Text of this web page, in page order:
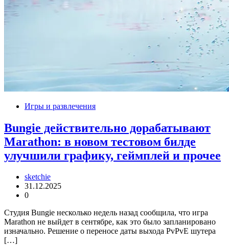
Игры и развлечения
Bungie действительно дорабатывают
Marathon: в новом тестовом билде
улучшили графику, геймплей и прочее
sketchie
31.12.2025
0
Студия Bungie несколько недель назад сообщила, что игра
Marathon не выйдет в сентябре, как это было запланировано
изначально. Решение о переносе даты выхода PvPvE шутера
[…]